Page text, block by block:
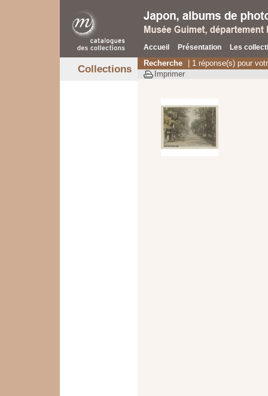
Accueil Présentation Les
Collections
Recherche
| 1 réponse(s) pour
Imprimer